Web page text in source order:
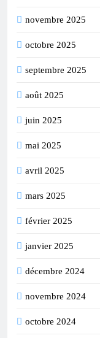
novembre 2025
octobre 2025
septembre 2025
août 2025
juin 2025
mai 2025
avril 2025
mars 2025
février 2025
janvier 2025
décembre 2024
novembre 2024
octobre 2024